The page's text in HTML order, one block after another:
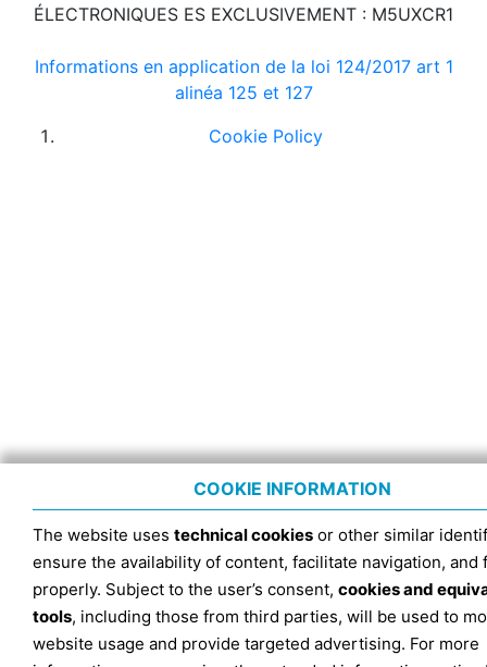
ÉLECTRONIQUES ES EXCLUSIVEMENT : M5UXCR1
Informations en application de la loi 124/2017 art 1
alinéa 125 et 127
Cookie Policy
COOKIE INFORMATION
The website uses technical cookies or other similar
ensure the availability of content, facilitate navigation, and
properly. Subject to the user’s consent, cookies and
tools, including those from third parties, will be used to
website usage and provide targeted advertising. For more